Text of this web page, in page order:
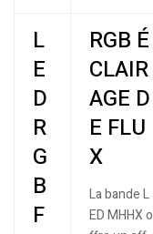
L
E
D
R
G
B
F
RGB É
CLAIR
AGE D
E FLU
X
La bande L
ED MHHX o